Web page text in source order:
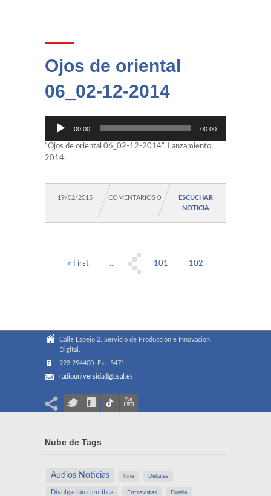
Ojos de oriental
06_02-12-2014
Reproductor
audio
00:00 00:00
“Ojos de oriental 06_02-12-2014”. Lanzamiento:
2014.
19/02/2015 COMENTARIOS 0
ESCUCHAR
NOTICIA
« First ... 101 102
Calle Espejo 2. Servicio de Producción e Innovación
Digital.
923 294400. Ext. 5471
radiouniversidad@usal.es
Nube de Tags
Audios Noticias Cine Debates
Divulgación científica Entrevistas Eureka